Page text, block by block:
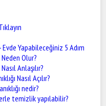
- Evde Yapabileceğiniz 5 Adım
Neden Olur?
Nasıl Anlaşılır?
Nasıl Açılır?
nedir?
temizlik yapılabilir?